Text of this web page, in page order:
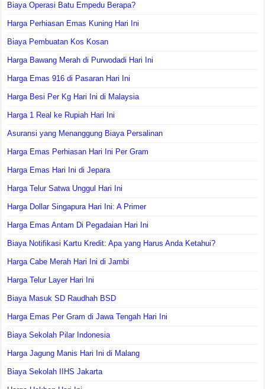
Biaya Operasi Batu Empedu Berapa?
Harga Perhiasan Emas Kuning Hari Ini
Biaya Pembuatan Kos Kosan
Harga Bawang Merah di Purwodadi Hari Ini
Harga Emas 916 di Pasaran Hari Ini
Harga Besi Per Kg Hari Ini di Malaysia
Harga 1 Real ke Rupiah Hari Ini
Asuransi yang Menanggung Biaya Persalinan
Harga Emas Perhiasan Hari Ini Per Gram
Harga Emas Hari Ini di Jepara
Harga Telur Satwa Unggul Hari Ini
Harga Dollar Singapura Hari Ini: A Primer
Harga Emas Antam Di Pegadaian Hari Ini
Biaya Notifikasi Kartu Kredit: Apa yang Harus Anda Ketahui?
Harga Cabe Merah Hari Ini di Jambi
Harga Telur Layer Hari Ini
Biaya Masuk SD Raudhah BSD
Harga Emas Per Gram di Jawa Tengah Hari Ini
Biaya Sekolah Pilar Indonesia
Harga Jagung Manis Hari Ini di Malang
Biaya Sekolah IIHS Jakarta